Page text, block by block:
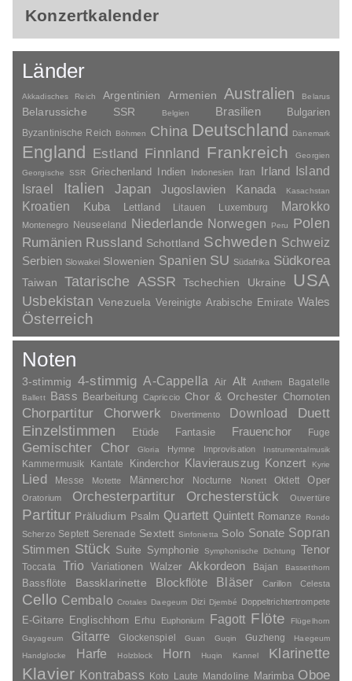
Konzertkalender
Länder
Akkadisches Reich Argentinien Armenien Australien Belarus
Belarussiche SSR Belgien Brasilien Bulgarien
Byzantinische Reich Böhmen China Deutschland Dänemark
England Estland Finnland Frankreich
Georgien
Georgische SSR
Griechenland Indien Indonesien Iran Irland
Island
Israel
Italien Japan Jugoslawien Kanada Kasachstan
Kroatien Kuba Lettland Litauen Luxemburg Marokko
Montenegro Neuseeland Niederlande Norwegen Peru
Polen
Rumänien Russland Schottland Schweden Schweiz
Serbien Slowakei Slowenien Spanien SU Südafrika Südkorea
Taiwan Tatarische ASSR Tschechien Ukraine USA
Usbekistan Venezuela Vereinigte Arabische Emirate Wales
Österreich
Noten
3-stimmig 4-stimmig A-Cappella Air Alt Anthem Bagatelle
Ballett Bass Bearbeitung Capriccio Chor & Orchester Chornoten
Chorpartitur Chorwerk Divertimento Download
Duett
Einzelstimmen
Etüde Fantasie Frauenchor Fuge
Gemischter Chor Gloria Hymne Improvisation Instrumentalmusik
Kammermusik Kantate Kinderchor Klavierauszug Konzert Kyrie
Lied Messe Motette Männerchor Nocturne Nonett Oktett Oper
Oratorium Orchesterpartitur Orchesterstück Ouvertüre
Partitur Präludium Psalm Quartett Quintett Romanze Rondo
Scherzo Septett Serenade Sextett Sinfonietta Solo Sonate Sopran
Stimmen Stück Suite Symphonie Symphonische Dichtung Tenor
Toccata Trio Variationen Walzer Akkordeon Bajan Bassetthorn
Bassflöte Bassklarinette Blockflöte Bläser Carillon Celesta
Cello Cembalo Crotales Daegeum Dizi Djembé Doppeltrichtertrompete
E-Gitarre Englischhorn Erhu Euphonium Fagott Flöte
Flügelhorn
Gayageum
Gitarre Glockenspiel Guan Guqin Guzheng
Haegeum
Handglocke
Harfe Holzblock Horn Huqin Kannel Klarinette
Klavier Kontrabass Koto Laute Mandoline Marimba Oboe